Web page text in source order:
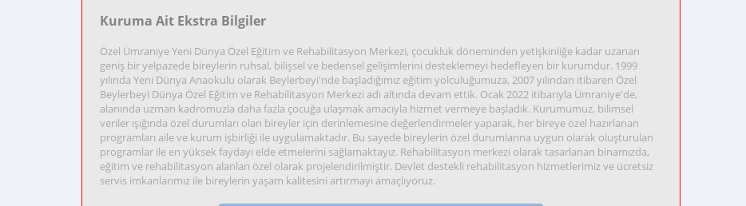
Kuruma Ait Ekstra Bilgiler
Özel Ümraniye Yeni Dünya Özel Eğitim ve Rehabilitasyon Merkezi, çocukluk döneminden yetişkinliğe kadar uzanan
geniş bir yelpazede bireylerin ruhsal, bilişsel ve bedensel gelişimlerini desteklemeyi hedefleyen bir kurumdur. 1999
yılında Yeni Dünya Anaokulu olarak Beylerbeyi'nde başladığımız eğitim yolculuğumuza, 2007 yılından itibaren Özel
Beylerbeyi Dünya Özel Eğitim ve Rehabilitasyon Merkezi adı altında devam ettik. Ocak 2022 itibarıyla Ümraniye'de,
alanında uzman kadromuzla daha fazla çocuğa ulaşmak amacıyla hizmet vermeye başladık. Kurumumuz, bilimsel
veriler ışığında özel durumları olan bireyler için derinlemesine değerlendirmeler yaparak, her bireye özel hazırlanan
programları aile ve kurum işbirliği ile uygulamaktadır. Bu sayede bireylerin özel durumlarına uygun olarak oluşturulan
programlar ile en yüksek faydayı elde etmelerini sağlamaktayız. Rehabilitasyon merkezi olarak tasarlanan binamızda,
eğitim ve rehabilitasyon alanları özel olarak projelendirilmiştir. Devlet destekli rehabilitasyon hizmetlerimiz ve ücretsiz
servis imkanlarımız ile bireylerin yaşam kalitesini artırmayı amaçlıyoruz.